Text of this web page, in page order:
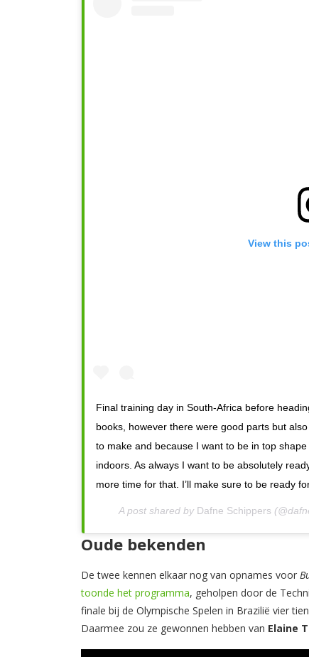
View this
Final training day in South-Africa before
books, however there were good parts but
to make and because I want to be in top
indoors. As always I want to be absolutely
more time for that. I’ll make sure to be ready
A post shared by Dafne Schippers
Oude bekenden
De twee kennen elkaar nog van opnames voor
toonde het programma, geholpen door de
finale bij de Olympische Spelen in Brazilië vier
Daarmee zou ze gewonnen hebben van Elaine